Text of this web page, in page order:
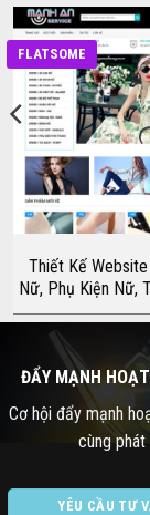
FLATSOME
Thiết Kế
Nữ, Phụ Kiện Nữ,
011
ĐẨY MẠNH
Cơ hội đẩy mạnh
cùng
YÊU CẦU TƯ